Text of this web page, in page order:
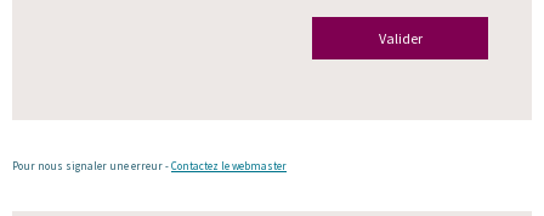
Valider
Pour nous signaler une erreur -Contactez le webmaster